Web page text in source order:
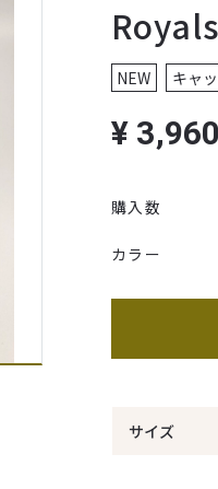
NEW キャ
¥3,960
購入数
カラー
サイズ